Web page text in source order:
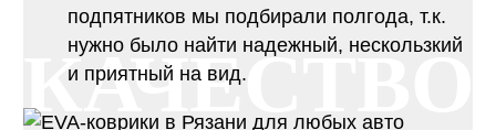
КАЧЕСТВО
подпятников мы подбирали полгода, т.к.
нужно было найти надежный, нескользкий
и приятный на вид.